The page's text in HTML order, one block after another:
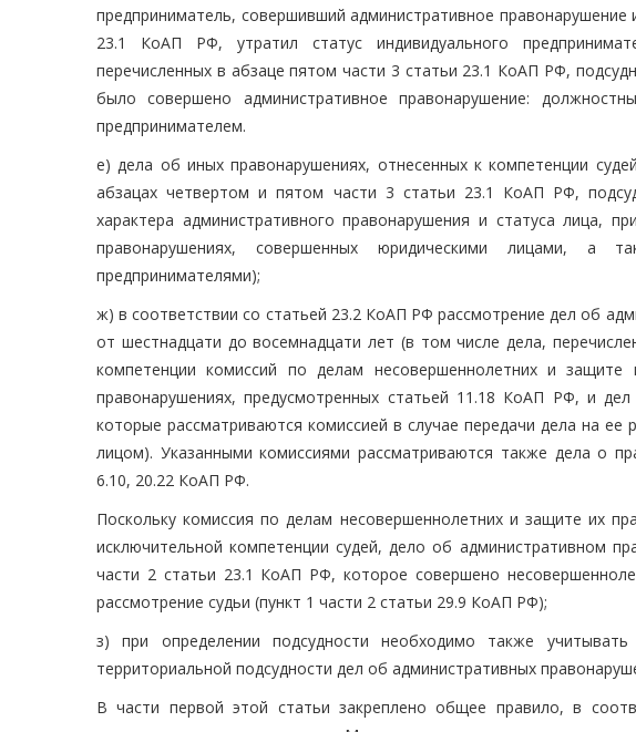
предприниматель, совершивший административное правонарушение
23.1 КоАП РФ, утратил статус индивидуального
перечисленных в абзаце пятом части 3 статьи 23.1 КоАП РФ,
было совершено административное правонарушение:
предпринимателем.
е) дела об иных правонарушениях, отнесенных к компетенции
абзацах четвертом и пятом части 3 статьи 23.1 КоАП РФ,
характера административного правонарушения и статуса лица,
правонарушениях, совершенных юридическими лицами, а
предпринимателями);
ж) в соответствии со статьей 23.2 КоАП РФ рассмотрение дел об
от шестнадцати до восемнадцати лет (в том числе дела,
компетенции комиссий по делам несовершеннолетних и
правонарушениях, предусмотренных статьей 11.18 КоАП РФ, и
которые рассматриваются комиссией в случае передачи дела на
лицом). Указанными комиссиями рассматриваются также дела о
6.10, 20.22 КоАП РФ.
Поскольку комиссия по делам несовершеннолетних и защите их
исключительной компетенции судей, дело об административном
части 2 статьи 23.1 КоАП РФ, которое совершено
рассмотрение судьи (пункт 1 части 2 статьи 29.9 КоАП РФ);
з) при определении подсудности необходимо также
территориальной подсудности дел об административных
В части первой этой статьи закреплено общее правило, в